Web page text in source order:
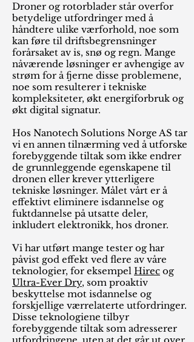
Droner og rotorblader står overfor
betydelige utfordringer med å
håndtere ulike værforhold, noe som
kan føre til driftsbegrensninger
forårsaket av is, snø og regn. Mange
nåværende løsninger er avhengige av
strøm for å fjerne disse problemene,
noe som resulterer i tekniske
kompleksiteter, økt energiforbruk og
økt digital signatur.
Hos Nanotech Solutions Norge AS tar
vi en annen tilnærming ved å utforske
forebyggende tiltak som ikke endrer
de grunnleggende egenskapene til
dronen eller krever ytterligere
tekniske løsninger. Målet vårt er å
effektivt eliminere isdannelse og
fuktdannelse på utsatte deler,
inkludert elektronikk, hos droner.
Vi har utført mange tester og har
påvist god effekt ved flere av våre
teknologier, for eksempel Hirec og
Ultra-Ever Dry, som proaktiv
beskyttelse mot isdannelse og
forskjellige værrelaterte utfordringer.
Disse teknologiene tilbyr
forebyggende tiltak som adresserer